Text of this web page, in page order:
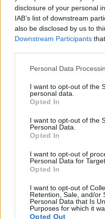
disclosure of your personal
IAB’s list of downstream
also be disclosed by us to
Downstream Participants
Personal Data
I want to opt-out of the
personal data.
Opted In
I want to opt-out of the
Personal Data.
Opted In
I want to opt-out of
Personal Data for
Opted In
I want to opt-out of
Retention, Sale, and/or
Personal Data that Is
Purposes for which it
Opted Out
για τις
γονιδιωματική
Η ένδειξη των
πουδεν
χημειοθεραπεία.
έλεγχος πρέπει να
εμφάνισαν
πλήρη
καθώς αυτές είναι
ωφεληθούν από τη
θεραπεία.
Ο χρόνος της
πρέπει να
χειρουργείο.
απαραίτητη